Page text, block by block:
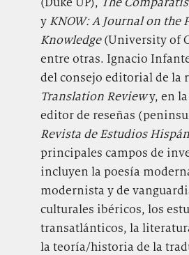
y KNOW: A Journal on the
Knowledge(University of
entre otras. Ignacio
del consejo editorial de la
Translation Reviewy, en
editor de reseñas
Revista de Estudios
principales campos de
incluyen la poesía
modernista y de
culturales ibéricos, los
transatlánticos, la
la teoría/historia de la